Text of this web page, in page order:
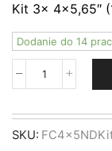
Kit 3x 4×5,65″
Dodanie do 14
množstvo
IRND
4x5.65
SKU: